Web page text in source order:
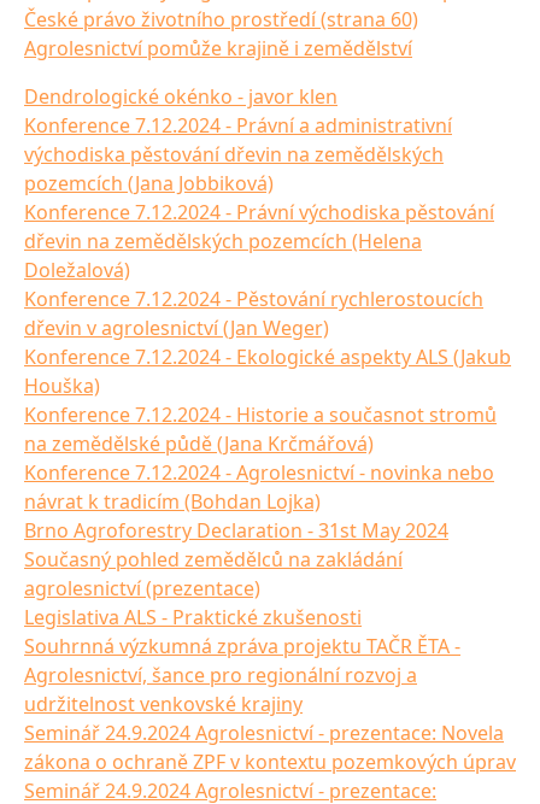
České právo životního prostředí (strana 60)
Agrolesnictví pomůže krajině i zemědělství
Dendrologické okénko - javor klen
Konference 7.12.2024 - Právní a administrativní
východiska pěstování dřevin na zemědělských
pozemcích (Jana Jobbiková)
Konference 7.12.2024 - Právní východiska pěstování
dřevin na zemědělských pozemcích (Helena
Doležalová)
Konference 7.12.2024 - Pěstování rychlerostoucích
dřevin v agrolesnictví (Jan Weger)
Konference 7.12.2024 - Ekologické aspekty ALS (Jakub
Houška)
Konference 7.12.2024 - Historie a současnot stromů
na zemědělské půdě (Jana Krčmářová)
Konference 7.12.2024 - Agrolesnictví - novinka nebo
návrat k tradicím (Bohdan Lojka)
Brno Agroforestry Declaration - 31st May 2024
Současný pohled zemědělců na zakládání
agrolesnictví (prezentace)
Legislativa ALS - Praktické zkušenosti
Souhrnná výzkumná zpráva projektu TAČR ĚTA -
Agrolesnictví, šance pro regionální rozvoj a
udržitelnost venkovské krajiny
Seminář 24.9.2024 Agrolesnictví - prezentace: Novela
zákona o ochraně ZPF v kontextu pozemkových úprav
Seminář 24.9.2024 Agrolesnictví - prezentace: